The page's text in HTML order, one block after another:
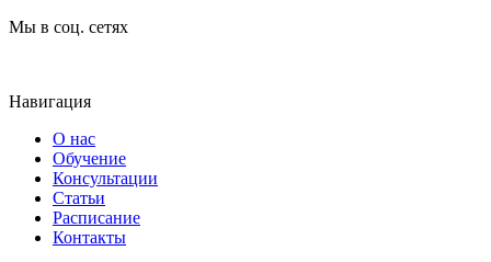
Мы в соц. сетях
Навигация
О нас
Обучение
Консультации
Статьи
Расписание
Контакты